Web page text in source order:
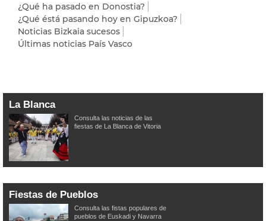
¿Qué ha pasado en Donostia?
¿Qué éstá pasando hoy en Gipuzkoa?
Noticias Bizkaia sucesos
Últimas noticias País Vasco
La Blanca
Consulta las noticias de las
fiestas de La Blanca de Vitoria
Fiestas de Pueblos
Consulta las fistas populares de
pueblos de Euskadi y Navarra